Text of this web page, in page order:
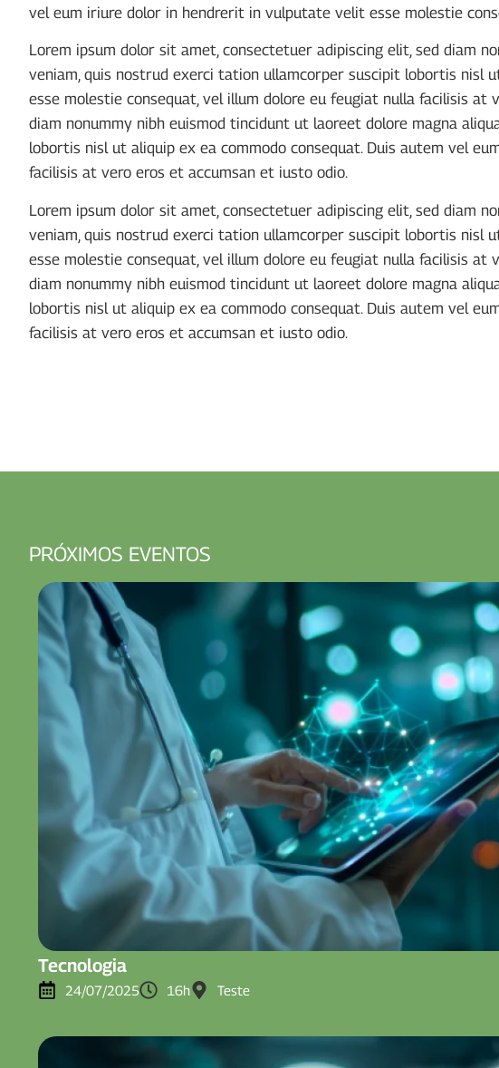
vel eum iriure dolor in hendrerit in vulputate velit esse molestie
Lorem ipsum dolor sit amet, consectetuer adipiscing elit, sed diam
veniam, quis nostrud exerci tation ullamcorper suscipit lobortis nisl
esse molestie consequat, vel illum dolore eu feugiat nulla facilisis
diam nonummy nibh euismod tincidunt ut laoreet dolore magna
lobortis nisl ut aliquip ex ea commodo consequat. Duis autem vel
facilisis at vero eros et accumsan et iusto odio.
Lorem ipsum dolor sit amet, consectetuer adipiscing elit, sed diam
veniam, quis nostrud exerci tation ullamcorper suscipit lobortis nisl
esse molestie consequat, vel illum dolore eu feugiat nulla facilisis
diam nonummy nibh euismod tincidunt ut laoreet dolore magna
lobortis nisl ut aliquip ex ea commodo consequat. Duis autem vel
facilisis at vero eros et accumsan et iusto odio.
PRÓXIMOS EVENTOS
Tecnologia
24/07/2025 16h Teste